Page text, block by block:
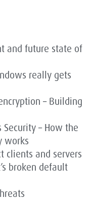
and future state of
really gets
– Building
– How the
works
clients and servers
broken default